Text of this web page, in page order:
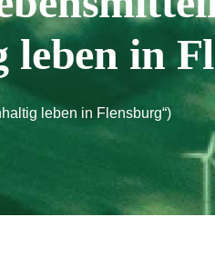
in
leben in Flensburg“)